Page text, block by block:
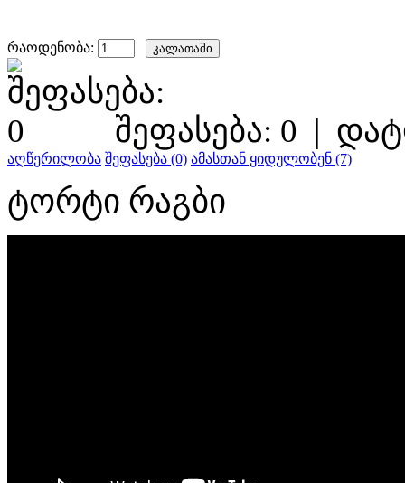
რაოდენობა:
შეფასება: 0 |
აღწერილობა შეფასება (0) ამასთან ყიდულობენ (7)
ტორტი რაგბი